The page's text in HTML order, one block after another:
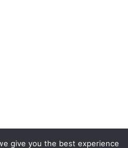
give you the best experience